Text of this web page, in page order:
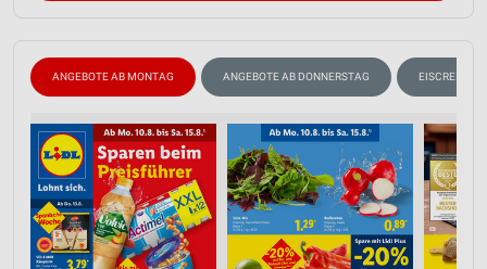
ANGEBOTE AB MONTAG ANGEBOTE AB DONNERSTAG EISCREME